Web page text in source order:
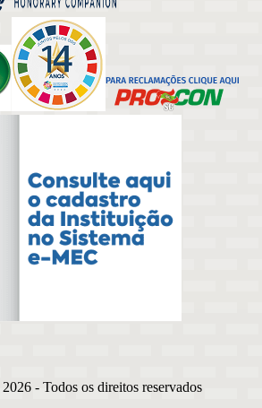
2026 - Todos os direitos reservados